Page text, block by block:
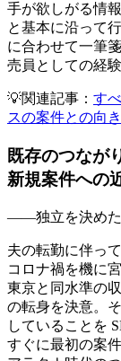
手が欲しがる情
と基本に沿って
に合わせて一筆
売員としての経
💡関連記事： す
スの案件との向
既存のつなが
新規案件への
――独立を決めた
夫の転勤に伴っ
コロナ禍を機に
東京と同水準の
の転身を決意。
していることを
すぐに最初の案